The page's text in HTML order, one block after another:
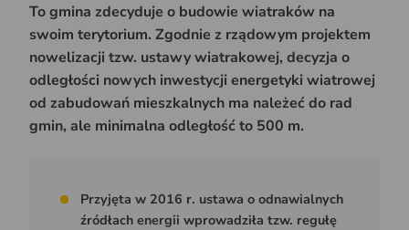
To gmina zdecyduje o budowie wiatraków na
swoim terytorium. Zgodnie z rządowym projektem
nowelizacji tzw. ustawy wiatrakowej, decyzja o
odległości nowych inwestycji energetyki wiatrowej
od zabudowań mieszkalnych ma należeć do rad
gmin, ale minimalna odległość to 500 m.
Przyjęta w 2016 r. ustawa o odnawialnych
źródłach energii wprowadziła tzw. regułę